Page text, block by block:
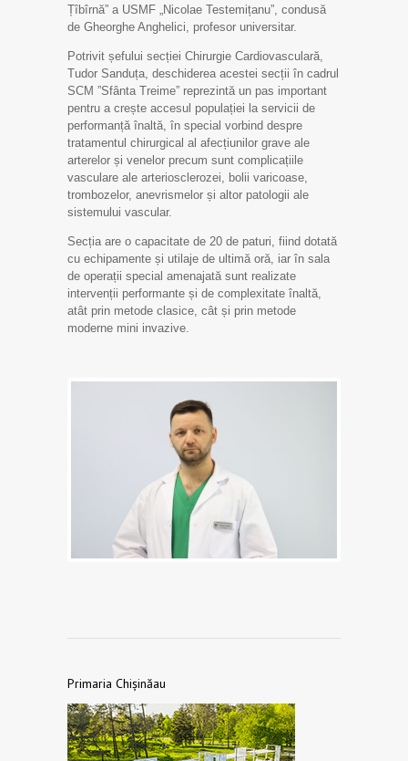
Țîbîrnă” a USMF „Nicolae Testemițanu”, condusă
de Gheorghe Anghelici, profesor universitar.
Potrivit șefului secției Chirurgie Cardiovasculară,
Tudor Sanduța, deschiderea acestei secții în cadrul
SCM ”Sfânta Treime” reprezintă un pas important
pentru a crește accesul populației la servicii de
performanță înaltă, în special vorbind despre
tratamentul chirurgical al afecțiunilor grave ale
arterelor și venelor precum sunt complicațiile
vasculare ale arteriosclerozei, bolii varicoase,
trombozelor, anevrismelor și altor patologii ale
sistemului vascular.
Secția are o capacitate de 20 de paturi, fiind dotată
cu echipamente și utilaje de ultimă oră, iar în sala
de operații special amenajată sunt realizate
intervenții performante și de complexitate înaltă,
atât prin metode clasice, cât și prin metode
moderne mini invazive.
Primaria Chișinăau